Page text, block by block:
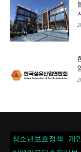
청소년보호정책 개